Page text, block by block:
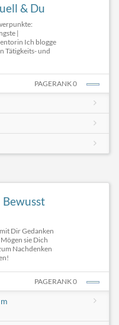
& Du
|
Ich blogge
Tätigkeits- und
PAGERANK 0
Bewusst
Dir Gedanken
sie Dich
Nachdenken
PAGERANK 0